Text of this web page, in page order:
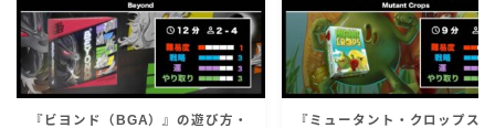
『ビヨンド（BGA）』の遊び方・
『ミュータント・クロップス